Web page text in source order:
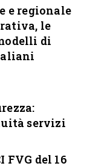
e regionale
le
di
servizi
FVG del 16